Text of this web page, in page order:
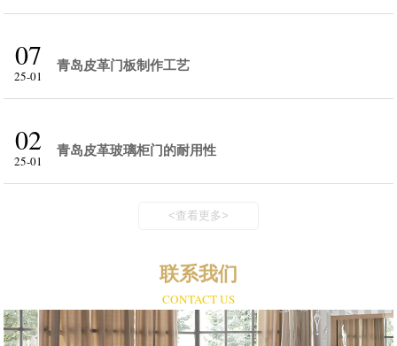
07
25-01
青岛皮革门板制作工艺
02
25-01
青岛皮革玻璃柜门的耐用性
<查看更多>
联系我们
CONTACT US